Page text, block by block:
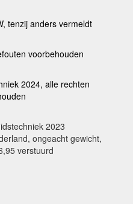
tenzij anders vermeldt
voorbehouden
2024, alle rechten
2023
ongeacht gewicht,
verstuurd